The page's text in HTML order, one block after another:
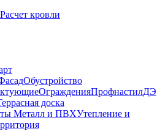
Расчет кровли
Обустройство
ОгражденияПрофнастилДЭ
доска
Металл и ПВХУтепление и